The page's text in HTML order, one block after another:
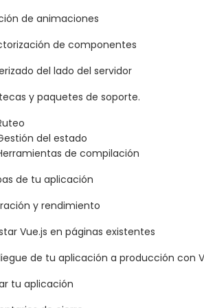
de animaciones
de componentes
del lado del servidor
y paquetes de soporte.
del estado
de compilación
de tu aplicación
y rendimiento
Vue.js en páginas existentes
de tu aplicación a producción con
tu aplicación